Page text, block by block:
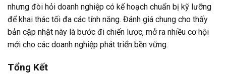
nhưng đòi hỏi doanh nghiệp có kế hoạch chuẩn bị kỹ lưỡng
để khai thác tối đa các tính năng. Đánh giá chung cho thấy
bản cập nhật này là bước đi chiến lược, mở ra nhiều cơ hội
mới cho các doanh nghiệp phát triển bền vững.
Tổng Kết